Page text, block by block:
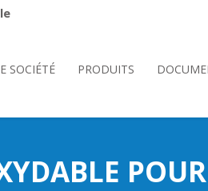
SOCIÉTÉ PRODUITS